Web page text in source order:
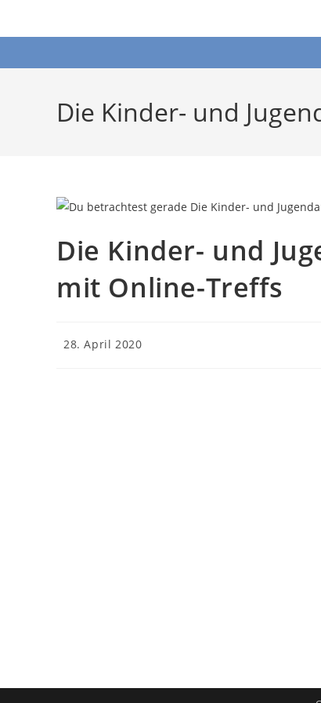
Die Kinder- und
Die Kinder- und
mit Online-Treffs
Beitrag
veröffentlicht:
28. April 2020